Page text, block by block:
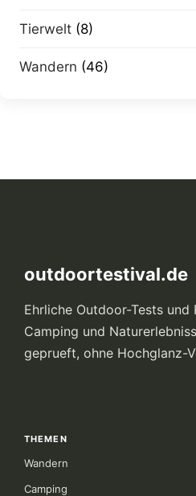
Tierwelt (8)
Wandern (46)
outdoortestival.de
Ehrliche Outdoor-Tests und
Camping und
geprueft, ohne Hochglanz-
THEMEN
Wandern
Camping